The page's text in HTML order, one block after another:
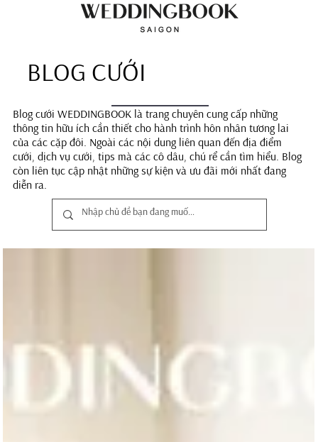
BLOG CƯỚI
Blog cưới WEDDINGBOOK là trang chuyên cung cấp những
thông tin hữu ích cần thiết cho hành trình hôn nhân tương lai
của các cặp đôi. Ngoài các nội dung liên quan đến địa điểm
cưới, dịch vụ cưới, tips mà các cô dâu, chú rể cần tìm hiểu. Blog
còn liên tục cập nhật những sự kiện và ưu đãi mới nhất đang
diễn ra.